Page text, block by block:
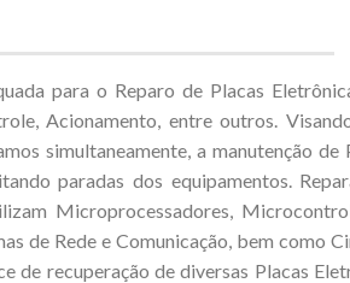
para o Reparo de Placas
Acionamento, entre outros.
simultaneamente, a manutenção de
paradas dos equipamentos.
Microprocessadores,
de Rede e Comunicação, bem como
recuperação de diversas Placas